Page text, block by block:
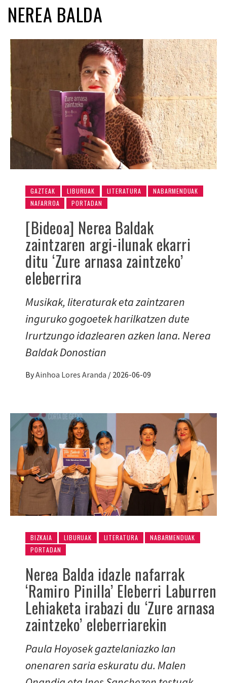
NEREA BALDA
GAZTEAK LIBURUAK LITERATURA
NABARMENDUAK
NAFARROA
PORTADAN
[Bideoa] Nerea Baldak
zaintzaren argi-ilunak ekarri
ditu ‘Zure arnasa zaintzeko’
eleberrira
Musikak, literaturak eta zaintzaren
inguruko gogoetek harilkatzen dute
Irurtzungo idazlearen azken lana. Nerea
Baldak Donostian
ByAinhoa Lores Aranda / 2026-06-09
BIZKAIA LIBURUAK LITERATURA
NABARMENDUAK
PORTADAN
Nerea Balda idazle nafarrak
‘Ramiro Pinilla’ Eleberri Laburren
Lehiaketa irabazi du ‘Zure arnasa
zaintzeko’ eleberriarekin
Paula Hoyosek gaztelaniazko lan
onenaren saria eskuratu du. Malen